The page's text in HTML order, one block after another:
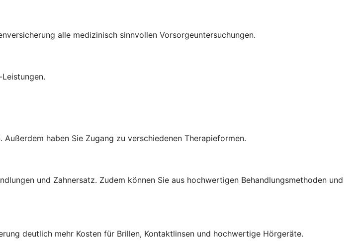
alle medizinisch sinnvollen Vorsorgeuntersuchungen.
haben Sie Zugang zu verschiedenen Therapieformen.
und Zahnersatz. Zudem können Sie aus hochwertigen Behandlungsmethoden und
deutlich mehr Kosten für Brillen, Kontaktlinsen und hochwertige Hörgeräte.